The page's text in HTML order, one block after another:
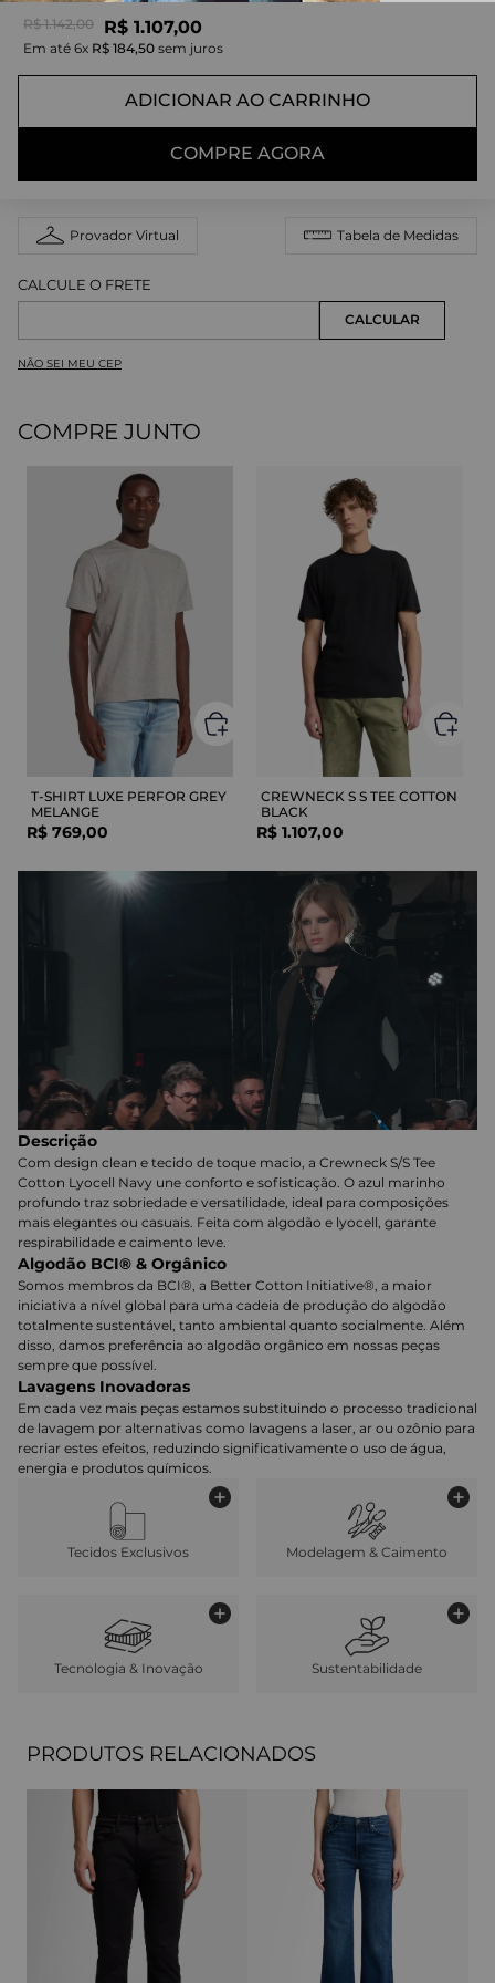
R$ 1.142,00 R$ 1.107,00
Em até 6x R$ 184,50 sem juros
ADICIONAR AO CARRINHO
COMPRE AGORA
Provador Virtual Tabela de Medidas
NÃO SEI MEU CEP
COMPRE JUNTO
T-SHIRT LUXE PERFOR GREY
MELANGE
R$ 769,00
CREWNECK S S TEE COTTON
BLACK
R$ 1.107,00
Descrição
Com design clean e tecido de toque macio, a Crewneck S/S Tee
Cotton Lyocell Navy une conforto e sofisticação. O azul marinho
profundo traz sobriedade e versatilidade, ideal para composições
mais elegantes ou casuais. Feita com algodão e lyocell, garante
respirabilidade e caimento leve.
Algodão BCI® & Orgânico
Somos membros da BCI®, a Better Cotton Initiative®, a maior
iniciativa a nível global para uma cadeia de produção do algodão
totalmente sustentável, tanto ambiental quanto socialmente. Além
disso, damos preferência ao algodão orgânico em nossas peças
sempre que possível.
Lavagens Inovadoras
Em cada vez mais peças estamos substituindo o processo tradicional
de lavagem por alternativas como lavagens a laser, ar ou ozônio para
recriar estes efeitos, reduzindo significativamente o uso de água,
energia e produtos químicos.
Tecidos Exclusivos Modelagem & Caimento
Tecnologia & Inovação Sustentabilidade
PRODUTOS RELACIONADOS